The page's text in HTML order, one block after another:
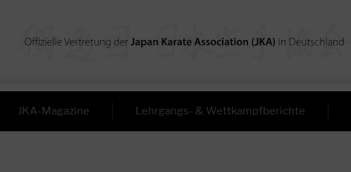
JKA-Magazine Lehrgangs- & Wettkampfberichte